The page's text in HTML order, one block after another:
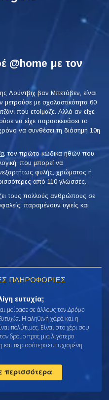
@home με τον
Λούντβιχ βαν Μπετόβεν, είναι
με σχολαστικότητα 60
που ετοίμαζε. Αλλά αν είχε
να είχε παρασκευάσει το
χρόνο να συνθέσει τη διάσημη 10η
, τον πρώτο κώδικα ηθών που
που μπορεί να
φυλής, χρώματος ή
από 110 γλώσσες.
τους πολλούς ανθρώπους σε
παραμένουν υγιείς και
ΠΛΗΡΟΦΟΡΙΕΣ
ευτυχία;
μοίρασε σε άλλους τονΔρόμο
. Η αληθινή χαρά και η
πολύτιμες. Είναι στο χέρι σου
τον δρόμο προς μια λιγότερο
και περισσότερο ευτυχισμένη
περισσότερα